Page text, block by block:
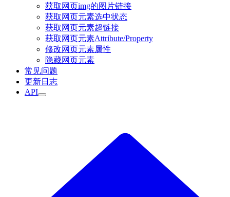
获取网页img的图片链接
获取网页元素选中状态
获取网页元素超链接
获取网页元素Attribute/Property
修改网页元素属性
隐藏网页元素
常见问题
更新日志
API